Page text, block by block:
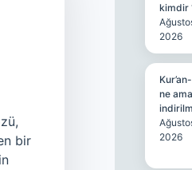
bir
kimdir
2026
ne
2026